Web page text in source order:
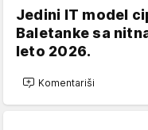
Jedini IT model
Baletanke sa
leto 2026.
Komentariši